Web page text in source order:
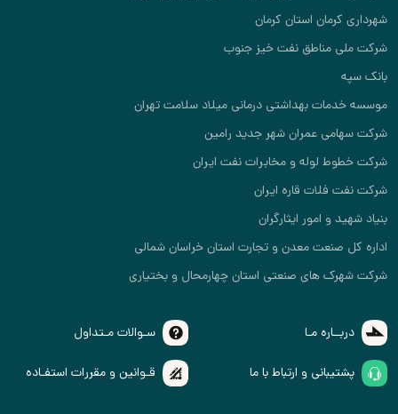
شهرداری کرمان استان کرمان
شرکت ملی مناطق نفت خیز جنوب
بانک سپه
موسسه خدمات بهداشتی درمانی میلاد سلامت تهران
شرکت سهامی عمران شهر جدید رامین
شرکت خطوط لوله و مخابرات نفت ایران
شرکت نفت فلات قاره ایران
بنیاد شهید و امور ایثارگران
اداره کل صنعت معدن و تجارت استان خراسان شمالی
شرکت شهرک های صنعتی استان چهارمحال و بختیاری
دربــاره مـا سـوالات مـتداول
پشتیبانی و ارتباط با ما قـوانین و مقررات استفـاده